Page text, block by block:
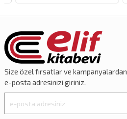
Size özelfırsatlarve kampanyalardan
e-posta adresinizi giriniz.